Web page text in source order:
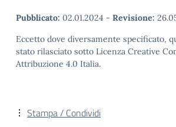
Pubblicato: 02.01.2024 - Revisione:
Eccetto dove diversamente specificato,
stato rilasciato sotto Licenza Creative
Attribuzione 4.0 Italia.
Stampa / Condividi